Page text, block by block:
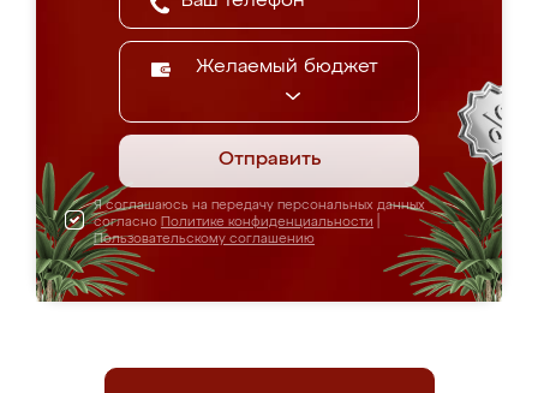
Желаемый бюджет
Отправить
Я соглашаюсь на передачу персональных данных
согласно Политике конфиденциальности
Пользовательскому соглашению